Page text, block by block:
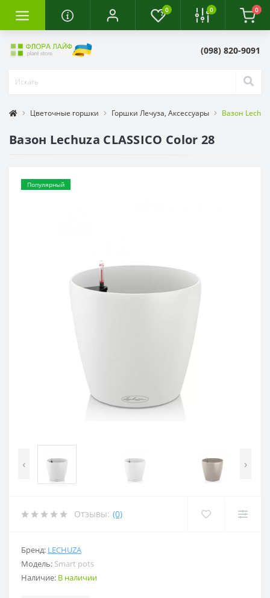
0 0 0
(098) 820-9091
Цветочные горшки Горшки Лечуза, Аксессуары Вазон
Вазон Lechuza CLASSICO Color 28
Популярный
‹ ›
Отзывы: (0)
Бренд: LECHUZA
Модель: Smart pots
Наличие: В наличии